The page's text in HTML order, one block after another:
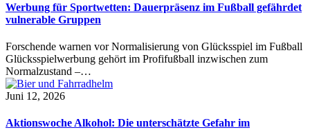
Werbung für Sportwetten: Dauerpräsenz im Fußball gefährdet
vulnerable Gruppen
Forschende warnen vor Normalisierung von Glücksspiel im Fußball
Glücksspielwerbung gehört im Profifußball inzwischen zum
Normalzustand –…
Juni 12, 2026
Aktionswoche Alkohol: Die unterschätzte Gefahr im